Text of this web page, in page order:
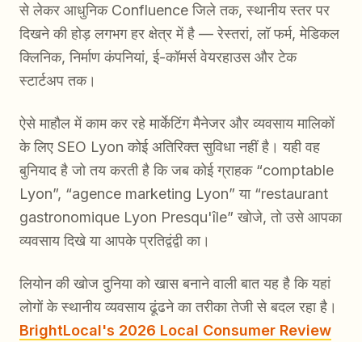
से लेकर आधुनिक Confluence जिले तक, स्थानीय स्तर पर
दिखने की होड़ लगभग हर क्षेत्र में है — रेस्तरां, लॉ फर्म, मेडिकल
क्लिनिक, निर्माण कंपनियां, ई-कॉमर्स वेयरहाउस और टेक
स्टार्टअप तक।
ऐसे माहौल में काम कर रहे मार्केटिंग मैनेजर और व्यवसाय मालिकों
के लिए SEO Lyon कोई अतिरिक्त सुविधा नहीं है। यही वह
बुनियाद है जो तय करती है कि जब कोई ग्राहक “comptable
Lyon”, “agence marketing Lyon” या “restaurant
gastronomique Lyon Presqu'île” खोजे, तो उसे आपका
व्यवसाय दिखे या आपके प्रतिद्वंद्वी का।
लियोन की खोज दुनिया को खास बनाने वाली बात यह है कि यहां
लोगों के स्थानीय व्यवसाय ढूंढने का तरीका तेजी से बदल रहा है।
BrightLocal's 2026 Local Consumer Review